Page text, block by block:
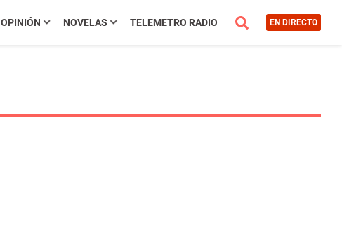
OPINIÓN NOVELAS TELEMETRO RADIO EN DIRECTO